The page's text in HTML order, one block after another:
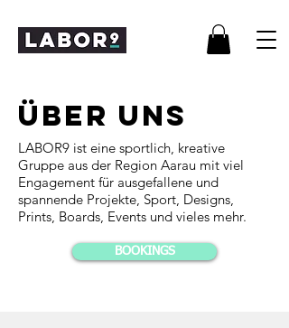
ÜBER UNS
LABOR9 ist eine sportlich, kreative
Gruppe aus der Region Aarau mit viel
Engagement für ausgefallene und
spannende Projekte, Sport, Designs,
Prints, Boards, Events und vieles mehr.
BOOKINGS